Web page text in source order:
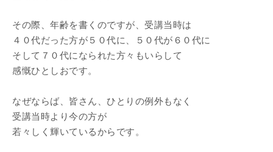
その際、年齢を書くのですが、受講当時は
４０代だった方が５０代に、５０代が６０代に
そして７０代になられた方々もいらして
感慨ひとしおです。
なぜならば、皆さん、ひとりの例外もなく
受講当時より今の方が
若々しく輝いているからです。